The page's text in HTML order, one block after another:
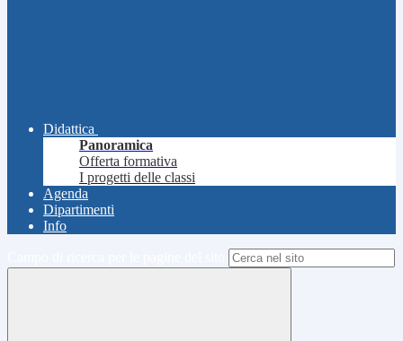
Didattica
Panoramica
Offerta formativa
I progetti delle classi
Agenda
Dipartimenti
Info